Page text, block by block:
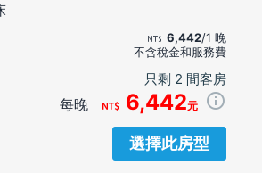
6,442/1 晚
不含稅金和服務費
只剩 2 間客房
每晚 6,442元
選擇此房型